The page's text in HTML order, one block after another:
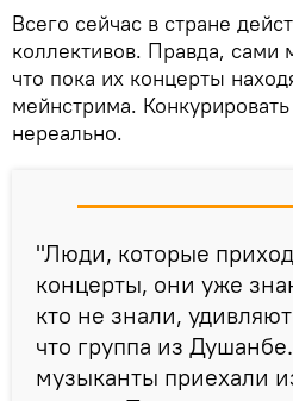
Всего сейчас в стране
коллективов. Правда, сами
что пока их концерты
мейнстрима.
нереально.
"Люди, которые
концерты, они уже
кто не знали,
что группа из
музыканты приехали